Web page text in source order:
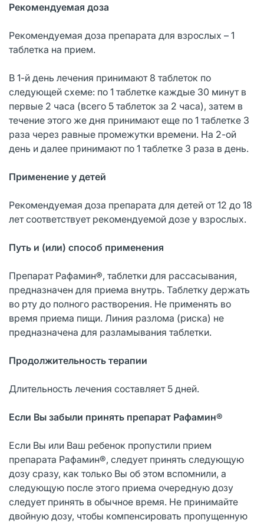
Рекомендуемая доза
Рекомендуемая доза препарата для взрослых – 1
таблетка на прием.
В 1-й день лечения принимают 8 таблеток по
следующей схеме: по 1 таблетке каждые 30 минут в
первые 2 часа (всего 5 таблеток за 2 часа), затем в
течение этого же дня принимают еще по 1 таблетке 3
раза через равные промежутки времени. На 2-ой
день и далее принимают по 1 таблетке 3 раза в день.
Применение у детей
Рекомендуемая доза препарата для детей от 12 до 18
лет соответствует рекомендуемой дозе у взрослых.
Путь и (или) способ применения
Препарат Рафамин®, таблетки для рассасывания,
предназначен для приема внутрь. Таблетку держать
во рту до полного растворения. Не применять во
время приема пищи. Линия разлома (риска) не
предназначена для разламывания таблетки.
Продолжительность терапии
Длительность лечения составляет 5 дней.
Если Вы забыли принять препарат Рафамин®
Если Вы или Ваш ребенок пропустили прием
препарата Рафамин®, следует принять следующую
дозу сразу, как только Вы об этом вспомнили, а
следующую после этого приема очередную дозу
следует принять в обычное время. Не принимайте
двойную дозу, чтобы компенсировать пропущенную